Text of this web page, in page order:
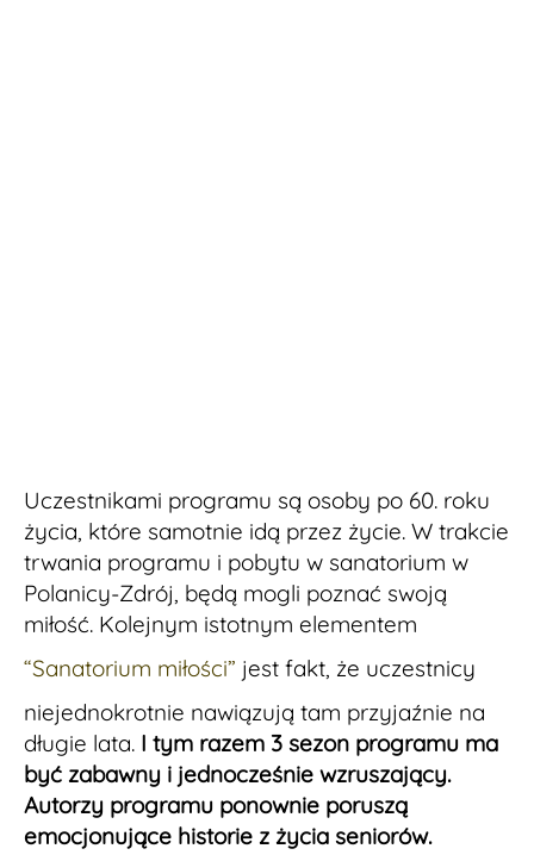
Uczestnikami programu są osoby po 60. roku
życia, które samotnie idą przez życie. W trakcie
trwania programu i pobytu w sanatorium w
Polanicy-Zdrój, będą mogli poznać swoją
miłość. Kolejnym istotnym elementem
“Sanatorium miłości” jest fakt, że uczestnicy
niejednokrotnie nawiązują tam przyjaźnie na
długie lata. I tym razem 3 sezon programu ma
być zabawny i jednocześnie wzruszający.
Autorzy programu ponownie poruszą
emocjonujące historie z życia seniorów.